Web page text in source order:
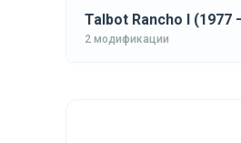
Talbot Rancho I (1977
2 модификации